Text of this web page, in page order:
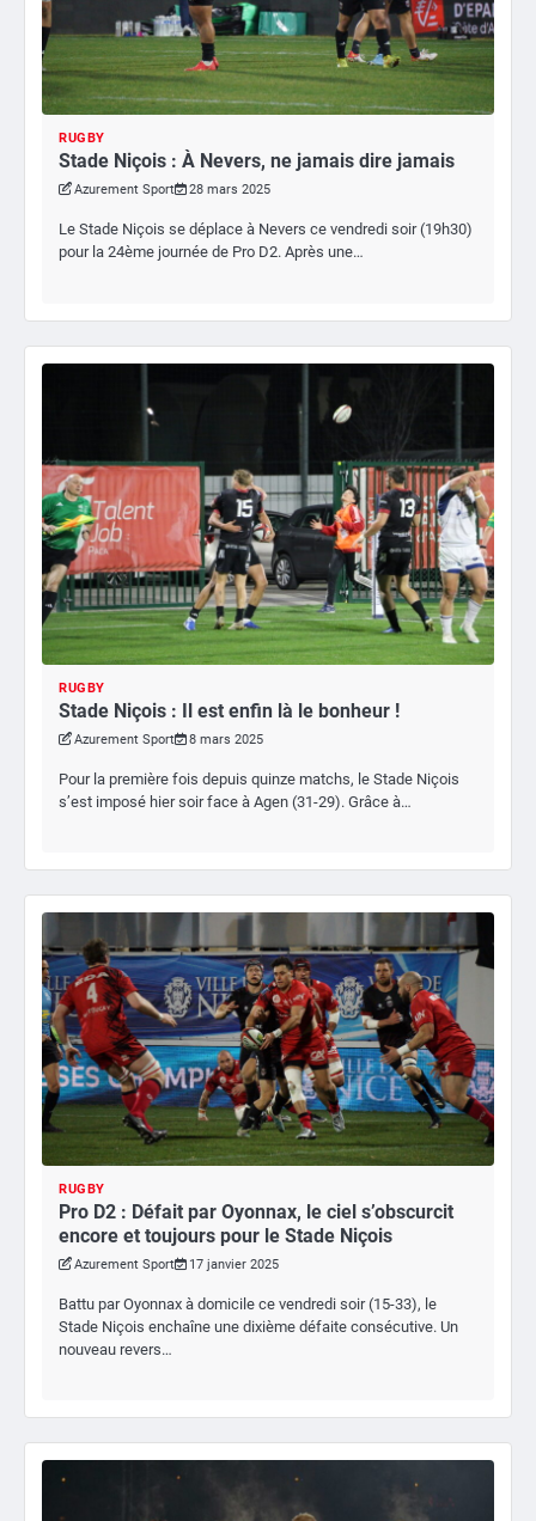
RUGBY
Stade Niçois : À Nevers, ne jamais dire jamais
Azurement Sport 28 mars 2025
Le Stade Niçois se déplace à Nevers ce vendredi soir (19h30)
pour la 24ème journée de Pro D2. Après une…
RUGBY
Stade Niçois : Il est enfin là le bonheur !
Azurement Sport 8 mars 2025
Pour la première fois depuis quinze matchs, le Stade Niçois
s’est imposé hier soir face à Agen (31-29). Grâce à…
RUGBY
Pro D2 : Défait par Oyonnax, le ciel s’obscurcit
encore et toujours pour le Stade Niçois
Azurement Sport 17 janvier 2025
Battu par Oyonnax à domicile ce vendredi soir (15-33), le
Stade Niçois enchaîne une dixième défaite consécutive. Un
nouveau revers…